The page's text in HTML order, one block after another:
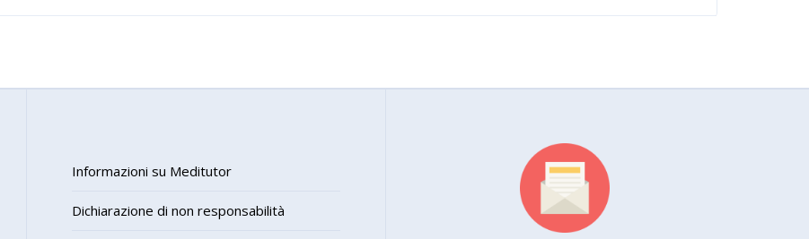
Informazioni su Meditutor
Dichiarazione di non responsabilità